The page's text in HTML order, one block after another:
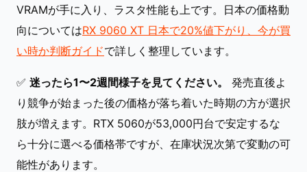
VRAMが手に入り、ラスタ性能も上です。日本の価格動
向についてはRX 9060 XT 日本で20%値下がり、今が買
い時か判断ガイドで詳しく整理しています。
✅ 迷ったら1〜2週間様子を見てください。
発売直後よ
り競争が始まった後の価格が落ち着いた時期の方が選択
肢が増えます。RTX 5060が53,000円台で安定するな
ら十分に選べる価格帯ですが、在庫状況次第で変動の可
能性があります。